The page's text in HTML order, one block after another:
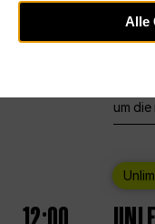
12:00
um
Alle